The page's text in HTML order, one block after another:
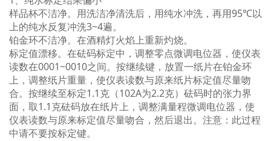
样品杯不洁净。用洗洁净清洗后，用纯水冲洗，再用95℃以
上的纯水反复冲洗3~4遍。
铂金环不洁净。在酒精灯火焰上重新灼烧。
标定值漂移。在砝码标定中，调整零点微调电位器，使仪表
读数在0001~0010之间。按继续键，放置一纸片在铂金环
上，调整纸片重量，使仪表读数与原来纸片标定值尽量吻
合。按继续至标定1.1克（102A为2.2克）砝码时的张力界
面，取1.1克砝码放在纸片上，调整满量程微调电位器，使
仪表读数与原来标定值尽量吻合，然后退出。注意：此过程
中请不要按标定键。